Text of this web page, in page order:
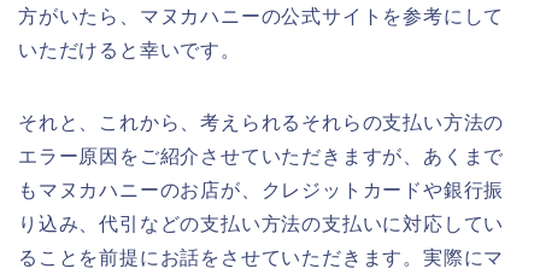
方がいたら、マヌカハニーの公式サイトを参考にして
いただけると幸いです。
それと、これから、考えられるそれらの支払い方法の
エラー原因をご紹介させていただきますが、あくまで
もマヌカハニーのお店が、クレジットカードや銀行振
り込み、代引などの支払い方法の支払いに対応してい
ることを前提にお話をさせていただきます。実際にマ